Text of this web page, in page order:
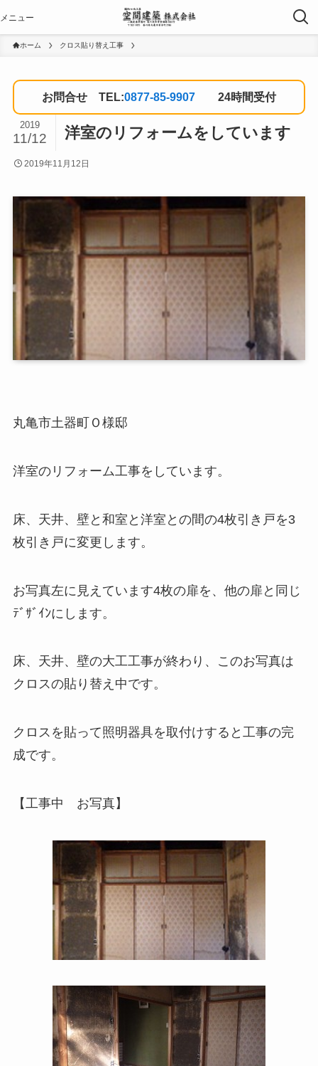
ホーム クロス貼り替え工事
お問合せ TEL:0877-85-9907 24時間受付
洋室のリフォームをしています
2019
11/12
2019年11月12日
丸亀市土器町Ｏ様邸
洋室のリフォーム工事をしています。
床、天井、壁と和室と洋室との間の4枚引き戸を3
枚引き戸に変更します。
お写真左に見えています4枚の扉を、他の扉と同じ
ﾃﾞｻﾞｲﾝにします。
床、天井、壁の大工工事が終わり、このお写真は
クロスの貼り替え中です。
クロスを貼って照明器具を取付けすると工事の完
成です。
【工事中 お写真】